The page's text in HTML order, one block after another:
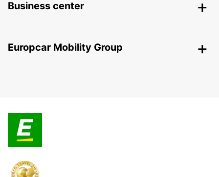
Business center
Europcar Mobility Group